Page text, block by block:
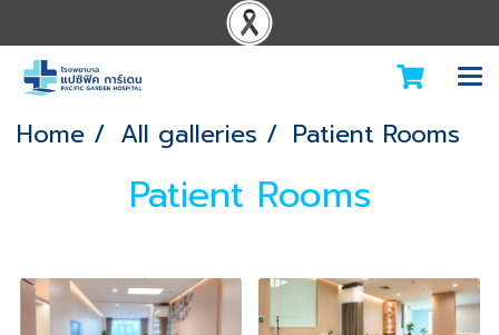
Home All galleries Patient Rooms
Patient Rooms